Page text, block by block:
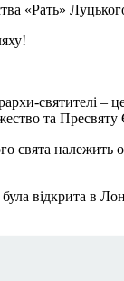
«Рать»
святителі –
та Пресвяту
свята належить
відкрита в